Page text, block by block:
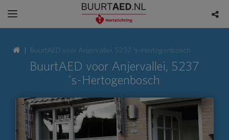
BuurtAED voor Anjervallei, 5237 's-Hertogenbosch
BuurtAED voor Anjervallei, 5237
's-Hertogenbosch